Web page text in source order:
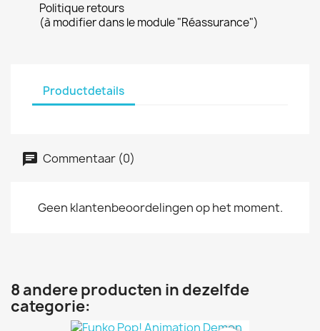
Politique retours
(à modifier dans le module "Réassurance")
Productdetails
Commentaar (0)
Geen klantenbeoordelingen op het moment.
8 andere producten in dezelfde
categorie: